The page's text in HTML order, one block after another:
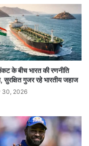
दिया था. उसके
मई को दोबारा
गया. जिसकी समय
है. सूत्रों की मानें
सचिव के लिए
कर दी गई है.
नरेश कुमार ने
के रूप में कार्यभार
के बीच भारत की रणनीति
सुरक्षित गुजर रहे भारतीय जहाज
30, 2026